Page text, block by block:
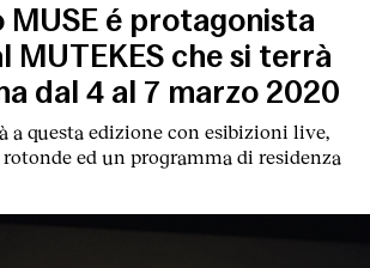
MUSE é protagonista
MUTEKES che si terrà
dal 4 al 7 marzo 2020
a questa edizione con esibizioni live,
ed un programma di residenza